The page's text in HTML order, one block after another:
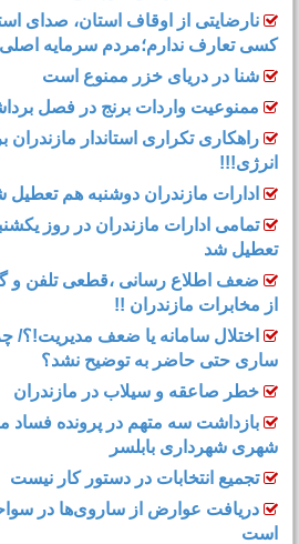
نارضایتی از اوقاف استان، صدای
کسی تعارف ندارم؛مردم سرمایه اصلی
شنا در دریای خزر ممنوع است
ممنوعیت واردات برنج در فصل برداشت
راهکاری تکراری استاندار مازندران
انرژی!!!
ادارات مازندران دوشنبه هم تعطیل شد
تمامی ادارات مازندران در روز
تعطیل شد
ضعف اطلاع رسانی ،قطعی تلفن و
از مخابرات مازندران !!
اختلال سامانه یا ضعف مدیریت!؟/
ساری حتی حاضر به توضیح نشد؟
خطر صاعقه و سیلاب در مازندران
بازداشت سه متهم در پرونده فساد
شهری شهرداری بابلسر
تجمیع انتخابات در دستور کار نیست
دریافت عوارض از ساروی‌ها در
است